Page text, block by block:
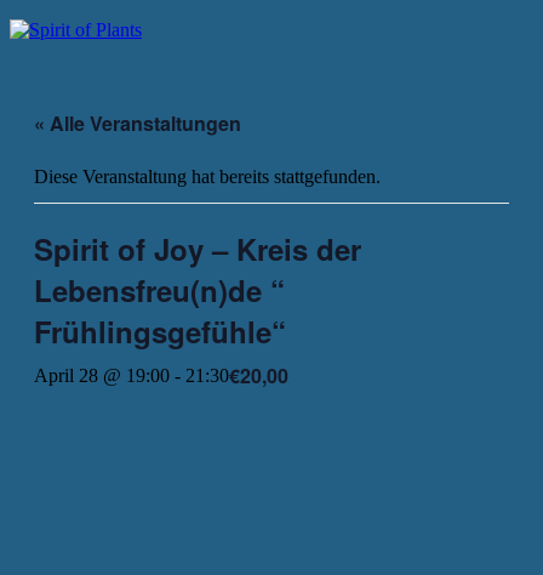
« Alle Veranstaltungen
Diese Veranstaltung hat bereits stattgefunden.
Spirit of Joy – Kreis der
Lebensfreu(n)de “
Frühlingsgefühle“
April 28 @ 19:00 - 21:30€20,00